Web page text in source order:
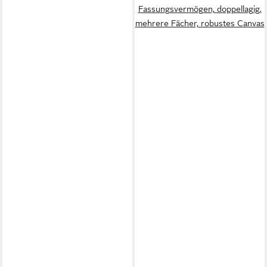
Fassungsvermögen, doppellagig,
mehrere Fächer, robustes Canvas